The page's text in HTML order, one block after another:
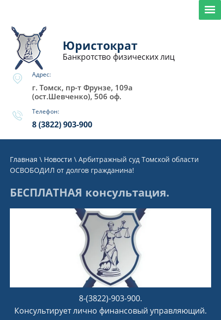
Юристократ
Банкротство физических лиц
Адрес:
г. Томск, пр-т Фрунзе, 109а
(ост.Шевченко), 506 оф.
Телефон:
8 (3822) 903-900
Главная \ Новости \ Арбитражный суд Томской области
ОСВОБОДИЛ от долгов гражданина!
БЕСПЛАТНАЯ консультация.
8-(3822)-903-900.
Консультирует лично финансовый управляющий.